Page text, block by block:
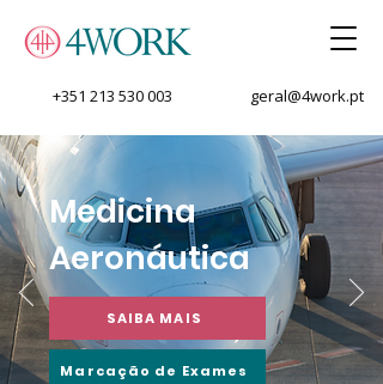
+351 213 530 003 geral@4work.pt
Medicina
Aeronáutica
SAIBA MAIS
Marcação de Exames